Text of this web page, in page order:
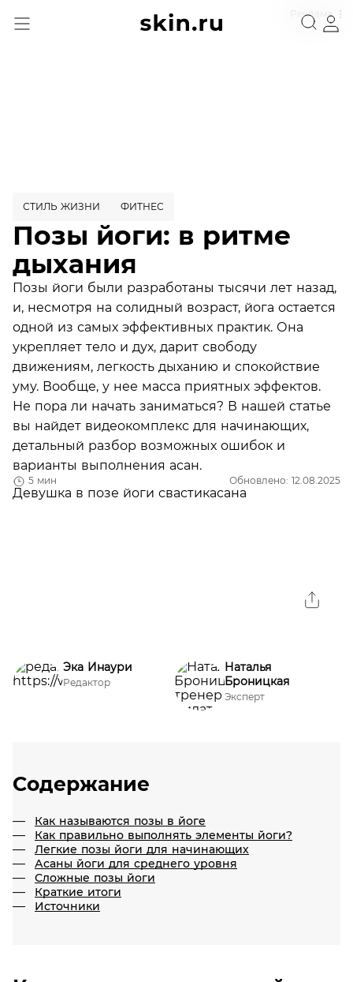
Реклама
5 мин Обновлено: 12.08.2025
СТИЛЬ ЖИЗНИ ФИТНЕС
Позы йоги: в ритме
дыхания
Позы йоги были разработаны тысячи лет назад,
и, несмотря на солидный возраст, йога остается
одной из самых эффективных практик. Она
укрепляет тело и дух, дарит свободу
движениям, легкость дыханию и спокойствие
уму. Вообще, у нее масса приятных эффектов.
Не пора ли начать заниматься? В нашей статье
вы найдет видеокомплекс для начинающих,
детальный разбор возможных ошибок и
варианты выполнения асан.
Эка Инаури
Редактор
Наталья
Броницкая
Эксперт
Содержание
Как называются позы в йоге
Как правильно выполнять элементы йоги?
Легкие позы йоги для начинающих
Асаны йоги для среднего уровня
Сложные позы йоги
Краткие итоги
Источники